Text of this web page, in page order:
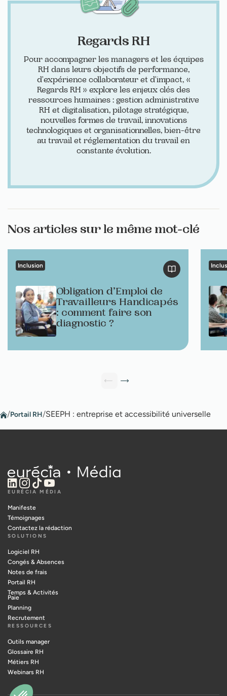
Regards RH
Pour accompagner les managers et les équipes
RH dans leurs objectifs de performance,
d'expérience collaborateur et d'impact, «
Regards RH » explore les enjeux clés des
ressources humaines : gestion administrative
RH et digitalisation, pilotage stratégique,
nouvelles formes de travail, innovations
technologiques et organisationnelles, bien-être
au travail et réglementation du travail en
constante évolution.
Nos articles sur le même mot-clé
Inclusion
Obligation d’Emploi de
Travailleurs Handicapés
: comment faire son
diagnostic ?
/Portail RH/SEEPH : entreprise et accessibilité universelle
EURÉCIA MÉDIA
Manifeste
Témoignages
Contactez la rédaction
SOLUTIONS
Logiciel RH
Congés & Absences
Notes de frais
Portail RH
Temps & Activités
Paie
Planning
Recrutement
RESSOURCES
Outils manager
Glossaire RH
Métiers RH
Webinars RH